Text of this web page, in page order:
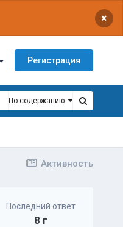
×
Регистрация
По содержанию
Активность
Последний ответ
8 г